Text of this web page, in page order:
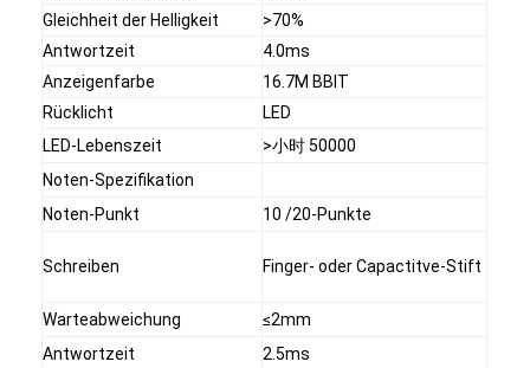
Gleichheit der Helligkeit
>70%
Antwortzeit
4.0ms
Anzeigenfarbe
16.7M BBIT
Rücklicht
LED
LED-Lebenszeit
>小时 50000
Noten-Spezifikation
Noten-Punkt
10 /20-Punkte
Schreiben Finger- oder Capactitve-Stift
Warteabweichung
≤2mm
Antwortzeit
2.5ms